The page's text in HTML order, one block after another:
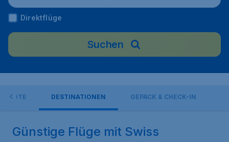
Direktflüge
Suchen
DESTINATIONEN GEPÄCK & CHECK-IN
Günstige Flüge mit Swiss